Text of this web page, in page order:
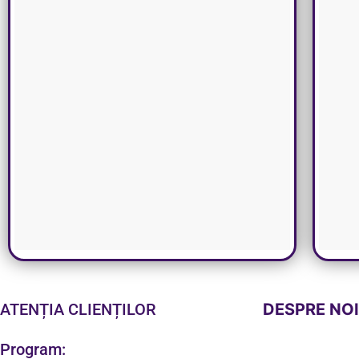
ATENȚIA CLIENȚILOR
Program:
DESPRE NOI